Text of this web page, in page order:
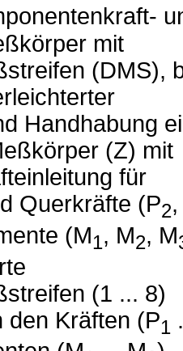
mit
(DMS),
Handhabung
(Z) mit
für
Querkräfte (P2,
(M1, M2, M
(1 ... 8)
den Kräften (P1